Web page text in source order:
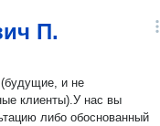
П.
и не
клиенты).У нас вы
либо обоснованный